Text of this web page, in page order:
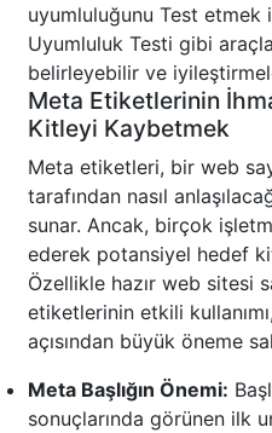
uyumluluğunu Test etmek
Uyumluluk Testi gibi
belirleyebilir ve
Meta Etiketlerinin
Kitleyi Kaybetmek
Meta etiketleri, bir web
tarafından nasıl
sunar. Ancak, birçok
ederek potansiyel hedef
Özellikle hazır web sitesi
etiketlerinin etkili
açısından büyük öneme
Meta Başlığın Önemi:
sonuçlarında görünen ilk